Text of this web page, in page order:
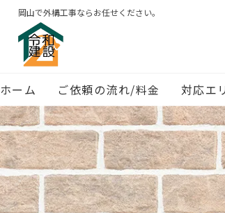
岡山で外構工事ならお任せください。
ホーム ご依頼の流れ/料金 対応エ